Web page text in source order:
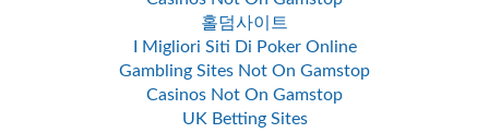
홀덤사이트
I Migliori Siti Di Poker Online
Gambling Sites Not On Gamstop
Casinos Not On Gamstop
UK Betting Sites